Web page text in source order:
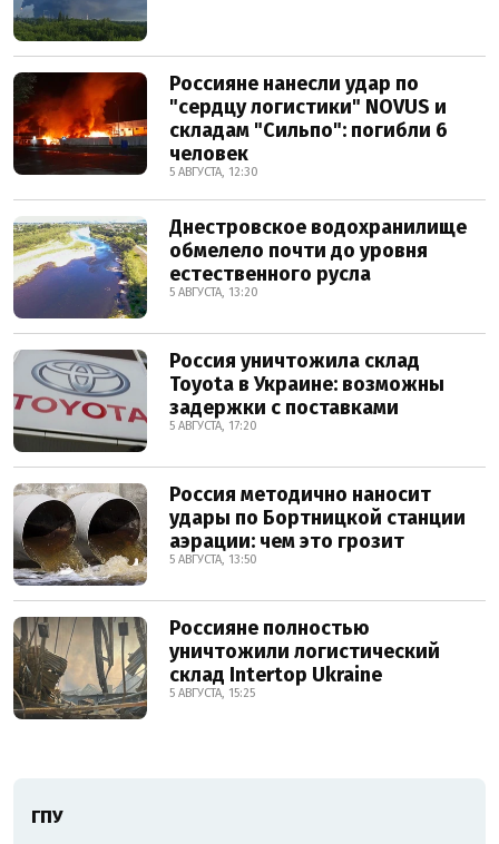
Россияне нанесли удар по
"сердцу логистики" NOVUS и
складам "Сильпо": погибли 6
человек
5 АВГУСТА, 12:30
Днестровское водохранилище
обмелело почти до уровня
естественного русла
5 АВГУСТА, 13:20
Россия уничтожила склад
Toyota в Украине: возможны
задержки с поставками
5 АВГУСТА, 17:20
Россия методично наносит
удары по Бортницкой станции
аэрации: чем это грозит
5 АВГУСТА, 13:50
Россияне полностью
уничтожили логистический
склад Intertop Ukraine
5 АВГУСТА, 15:25
ГПУ